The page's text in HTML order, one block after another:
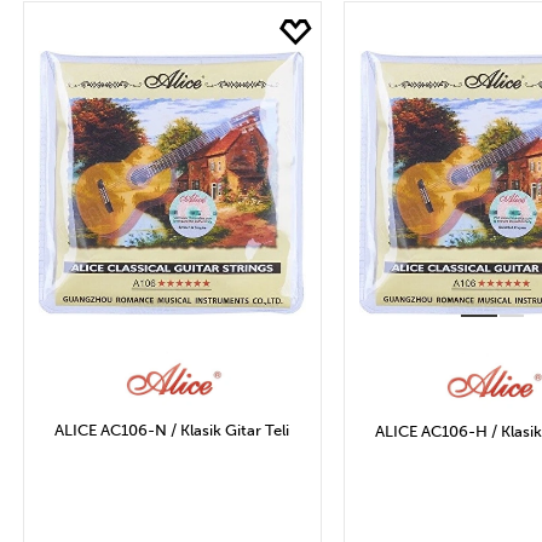
MARTIN & CO.
DADDARIO
Uygula
ALICE AC106-N / Klasik Gitar Teli ALICE AC106-H /